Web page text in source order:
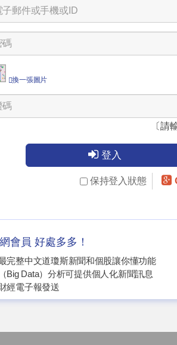
換一張圖片
〔請
登入
保持登入狀態
會員 好處多多！
完整中文道瓊斯新聞和個股讓你懂功能
Big Data）分析可提供個人化新聞訊息
經電子報發送